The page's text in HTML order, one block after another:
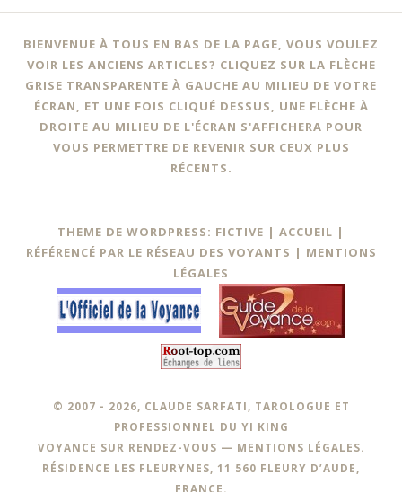
BIENVENUE À TOUS EN BAS DE LA PAGE, VOUS VOULEZ
VOIR LES ANCIENS ARTICLES? CLIQUEZ SUR LA FLÈCHE
GRISE TRANSPARENTE À GAUCHE AU MILIEU DE VOTRE
ÉCRAN, ET UNE FOIS CLIQUÉ DESSUS, UNE FLÈCHE À
DROITE AU MILIEU DE L'ÉCRAN S'AFFICHERA POUR
VOUS PERMETTRE DE REVENIR SUR CEUX PLUS
RÉCENTS.
THEME DE WORDPRESS: FICTIVE | ACCUEIL |
RÉFÉRENCÉ PAR LE RÉSEAU DES VOYANTS | MENTIONS
LÉGALES
© 2007 - 2026, CLAUDE SARFATI, TAROLOGUE ET
PROFESSIONNEL DU YI KING
VOYANCE SUR RENDEZ-VOUS — MENTIONS LÉGALES.
RÉSIDENCE LES FLEURYNES, 11 560 FLEURY D’AUDE,
FRANCE.